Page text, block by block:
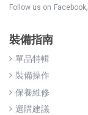
Follow us on Facebook,
裝備指南
單品特輯
裝備操作
保養維修
選購建議